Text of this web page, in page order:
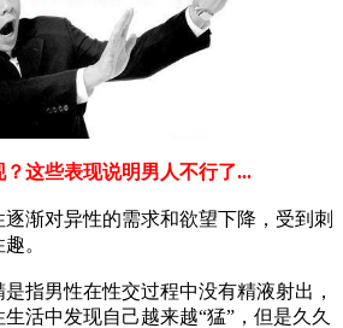
这些表现说明男人不行了...
逐渐对异性的需求和欲望下降，受到刺
。
是指男性在性交过程中没有精液射出，
活中发现自己越来越“猛”，但是久久